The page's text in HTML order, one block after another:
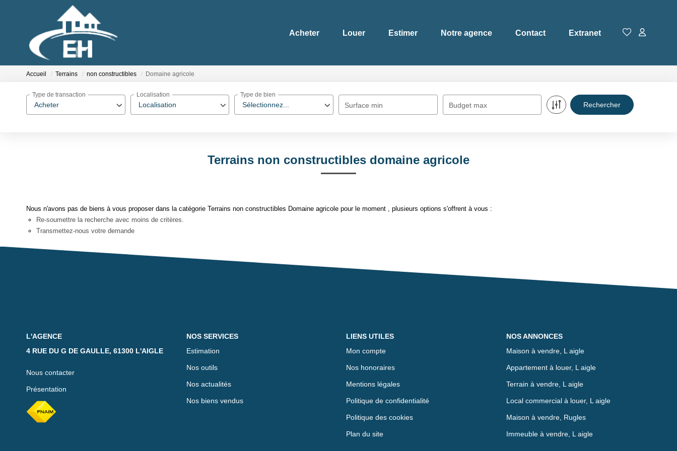
Acheter Louer Estimer Notre agence Contact Extranet
Accueil Terrains non constructibles Domaine agricole
Acheter
Type de transaction
Localisation
Localisation
Sélectionnez...
Type de bien
Surface min Budget max
Terrains non constructibles domaine agricole
Nous n'avons pas de biens à vous proposer dans la catégorie Terrains non constructibles Domaine agricole pour le moment , plusieurs options s'offrent à vous :
Re-soumettre la recherche avec moins de critères.
Transmettez-nous votre demande
L'AGENCE
4 RUE DU G DE GAULLE, 61300 L'AIGLE
Nous contacter
Présentation
NOS SERVICES
Estimation
Nos outils
Nos actualités
Nos biens vendus
LIENS UTILES
Mon compte
Nos honoraires
Mentions légales
Politique de confidentialité
Politique des cookies
Plan du site
NOS ANNONCES
Maison à vendre, L aigle
Appartement à louer, L aigle
Terrain à vendre, L aigle
Local commercial à louer, L aigle
Maison à vendre, Rugles
Immeuble à vendre, L aigle